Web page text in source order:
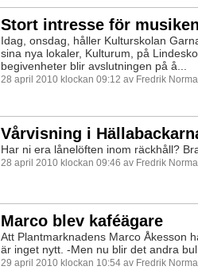
Stort intresse för
Idag, onsdag, håller Kulturskolan
sina nya lokaler, Kulturum, på
begivenheter blir avslutningen på å...
28 april 2010 klockan 09:12 av Fredrik
Vårvisning i
Har ni era lånelöften inom räckhåll?
28 april 2010 klockan 09:46 av Fredrik
Marco blev kaféägare
Att Plantmarknadens Marco Åkesson
är inget nytt. -Men nu blir det andra
29 april 2010 klockan 10:54 av Fredrik